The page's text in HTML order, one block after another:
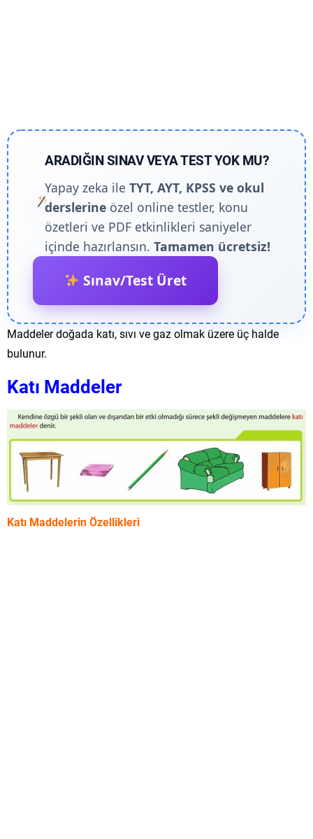
ARADIĞIN SINAV VEYA TEST YOK MU?
Yapay zeka ileTYT, AYT, KPSS ve okul
derslerine özel online testler, konu
özetleri ve PDF etkinlikleri saniyeler
içinde hazırlansın.Tamamen ücretsiz!
Sınav/Test Üret
Maddeler doğada katı, sıvı ve gaz olmak üzere üç halde
bulunur.
Katı Maddeler
Katı Maddelerin Özellikleri